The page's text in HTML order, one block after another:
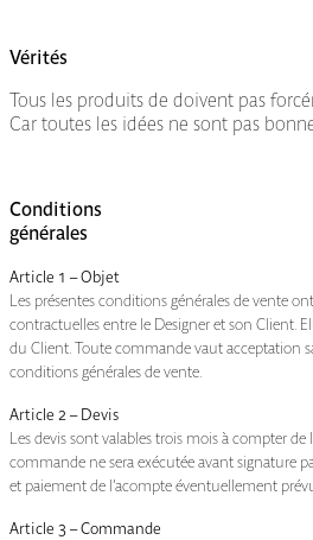
Vérités
Tous les produits de doivent pas
Car toutes les idées ne sont pas
Conditions
générales
Article 1 – Objet
Les présentes conditions générales de vente
contractuelles entre le Designer et son Client.
du Client. Toute commande vaut acceptation
conditions générales de vente.
Article 2 – Devis
Les devis sont valables trois mois à compter
commande ne sera exécutée avant signature
et paiement de l’acompte éventuellement
Article 3 – Commande